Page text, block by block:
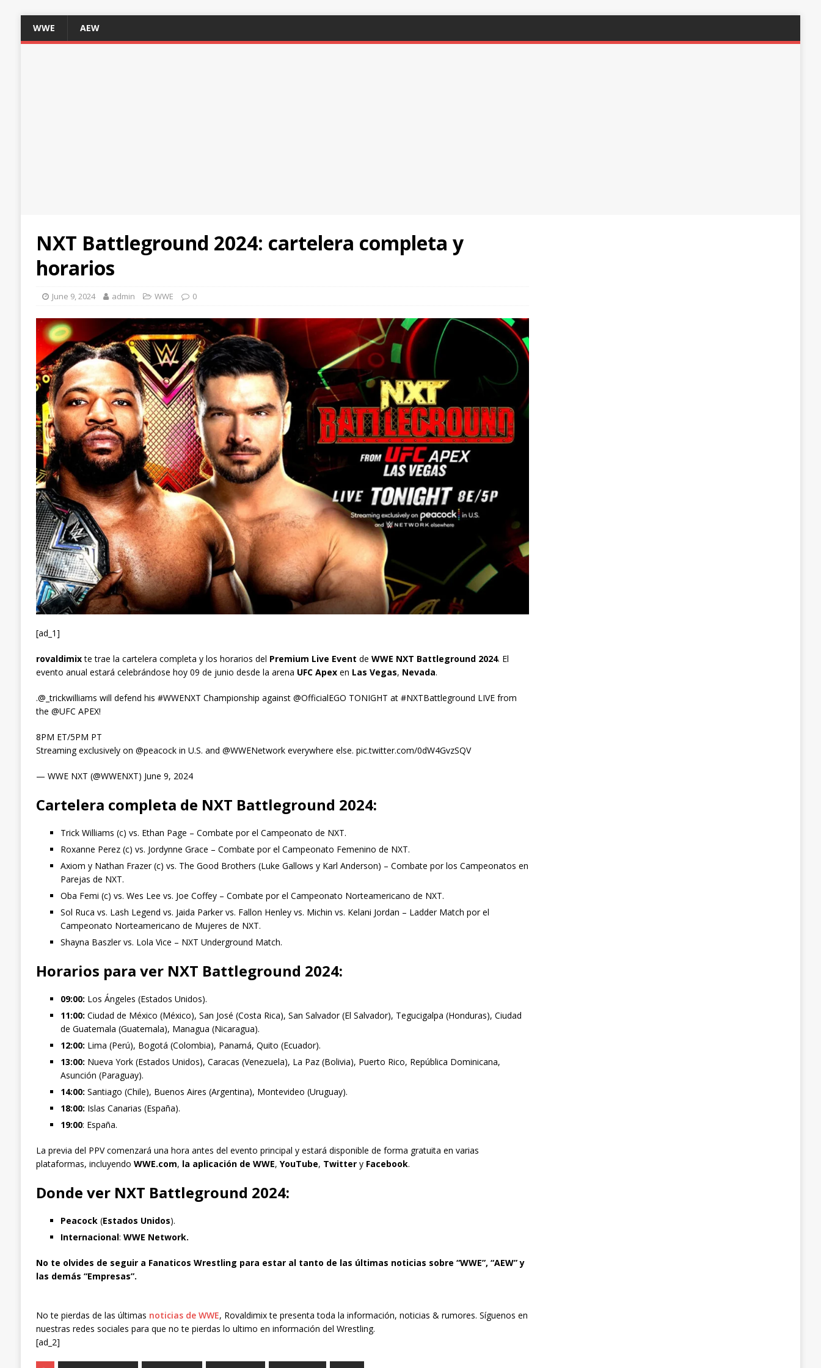
WWE AEW
NXT Battleground 2024: cartelera completa y
horarios
June 9, 2024 admin WWE 0
[ad_1]
rovaldimixte trae la cartelera completa y los horarios del Premium Live Event de WWE NXT Battleground 2024. El
evento anual estará celebrándose hoy 09 de junio desde la arena UFC Apexen Las Vegas, Nevada.
.@_trickwilliams will defend his #WWENXT Championship against @OfficialEGO TONIGHT at #NXTBattleground LIVE from
the @UFC APEX!
8PM ET/5PM PT
Streaming exclusively on @peacock in U.S. and @WWENetwork everywhere else. pic.twitter.com/0dW4GvzSQV
— WWE NXT (@WWENXT) June 9, 2024
Cartelera completa de NXT Battleground 2024:
Trick Williams (c) vs. Ethan Page – Combate por el Campeonato de NXT.
Roxanne Perez (c) vs. Jordynne Grace – Combate por el Campeonato Femenino de NXT.
Axiom y Nathan Frazer (c) vs. The Good Brothers (Luke Gallows y Karl Anderson) – Combate por los Campeonatos en
Parejas de NXT.
Oba Femi (c) vs. Wes Lee vs. Joe Coffey – Combate por el Campeonato Norteamericano de NXT.
Sol Ruca vs. Lash Legend vs. Jaida Parker vs. Fallon Henley vs. Michin vs. Kelani Jordan – Ladder Match por el
Campeonato Norteamericano de Mujeres de NXT.
Shayna Baszler vs. Lola Vice – NXT Underground Match.
Horarios para ver NXT Battleground 2024:
09:00: Los Ángeles (Estados Unidos).
11:00: Ciudad de México (México), San José (Costa Rica), San Salvador (El Salvador), Tegucigalpa (Honduras), Ciudad
de Guatemala (Guatemala), Managua (Nicaragua).
12:00: Lima (Perú), Bogotá (Colombia), Panamá, Quito (Ecuador).
13:00: Nueva York (Estados Unidos), Caracas (Venezuela), La Paz (Bolivia), Puerto Rico, República Dominicana,
Asunción (Paraguay).
14:00: Santiago (Chile), Buenos Aires (Argentina), Montevideo (Uruguay).
18:00: Islas Canarias (España).
19:00: España.
La previa del PPV comenzará una hora antes del evento principal y estará disponible de forma gratuita en varias
plataformas, incluyendo WWE.com, la aplicación de WWE, YouTube, Twittery Facebook.
Donde ver NXT Battleground 2024:
Peacock(Estados Unidos).
Internacional: WWE Network.
No te olvides de seguir a Fanaticos Wrestling para estar al tanto de las últimas noticias sobre “WWE”, “AEW” y
las demás “Empresas”.
No te pierdas de las últimas noticias de WWE, Rovaldimix te presenta toda la información, noticias & rumores. Síguenos en
nuestras redes sociales para que no te pierdas lo ultimo en información del Wrestling.
[ad_2]